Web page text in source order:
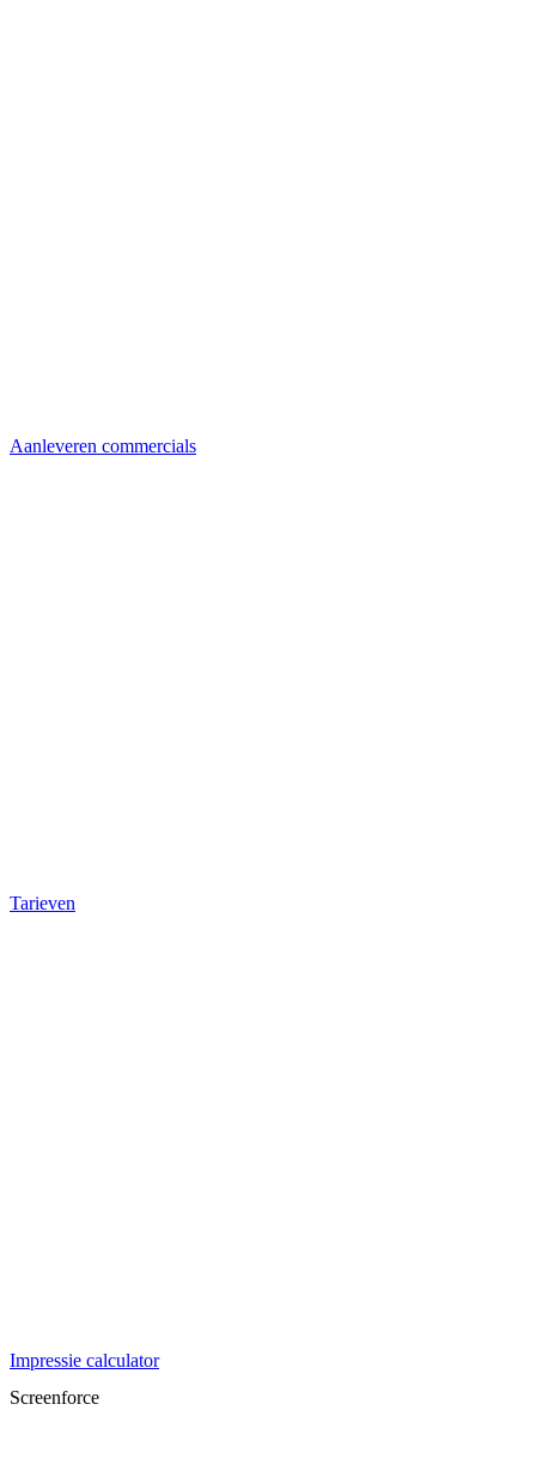
Aanleveren commercials
Tarieven
Impressie calculator
Screenforce